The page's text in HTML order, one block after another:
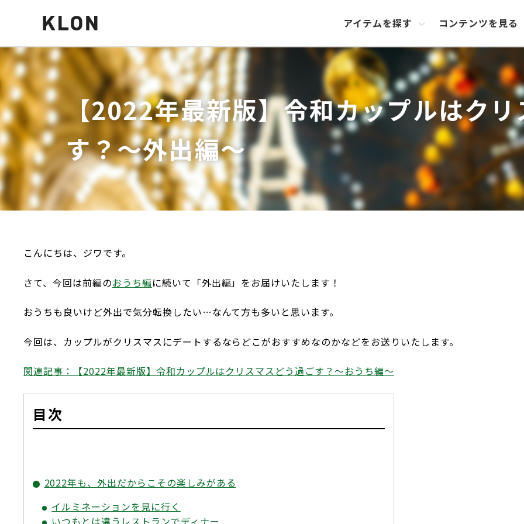
アイテムを探す コンテンツを見る
【2022年最新版】令和カップルはク
す？～外出編～
こんにちは、ジワです。
さて、今回は前編のおうち編に続いて「外出編」をお届けいたします！
おうちも良いけど外出で気分転換したい…なんて方も多いと思います。
今回は、カップルがクリスマスにデートするならどこがおすすめなのかなどをお送りいたします。
関連記事：【2022年最新版】令和カップルはクリスマスどう過ごす？～おうち編～
目次
2022年も、外出だからこその楽しみがある
イルミネーションを見に行く